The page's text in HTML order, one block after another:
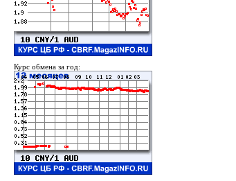
Курс обмена за год: